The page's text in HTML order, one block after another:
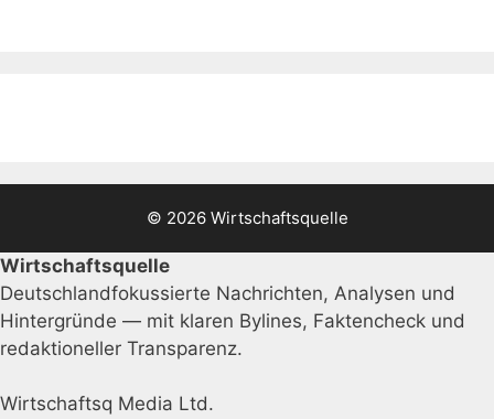
© 2026 Wirtschaftsquelle
Wirtschaftsquelle
Deutschlandfokussierte Nachrichten, Analysen und
Hintergründe — mit klaren Bylines, Faktencheck und
redaktioneller Transparenz.
Wirtschaftsq Media Ltd.